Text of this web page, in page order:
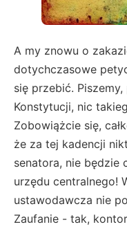
A my znowu o
dotychczasowe
się przebić.
Konstytucji, nic
Zobowiążcie się,
że za tej kadencji
senatora, nie będzie
urzędu centralnego!
ustawodawcza nie
Zaufanie - tak,